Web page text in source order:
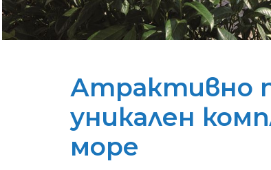
Атрактивно
уникален
море